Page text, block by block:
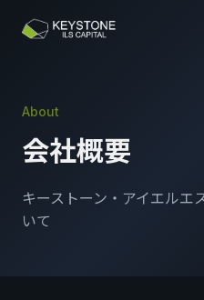
About
会社概要
キーストーン・アイエルエ
いて